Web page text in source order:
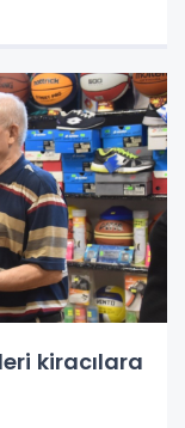
kiracılara